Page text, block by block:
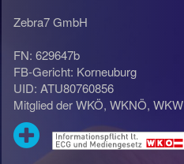
Zebra7 GmbH
FN: 629647b
FB-Gericht: Korneuburg
UID: ATU80760856
Mitglied der WKÖ, WKNÖ, WKW